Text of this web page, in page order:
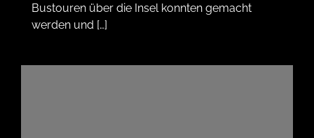
Bustouren über die Insel konnten gemacht
werden und […]